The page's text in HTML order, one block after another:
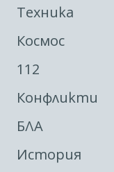
Техника
Космос
112
Конфликти
БЛА
История